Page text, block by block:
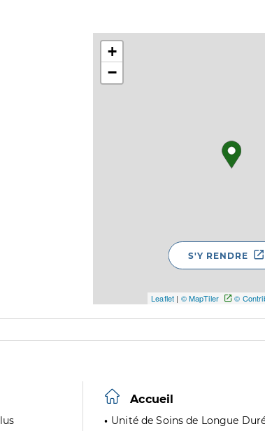
+
−
Leaflet | © MapTiler ©
S'Y RENDRE
Accueil
Unité de Soins de Longue